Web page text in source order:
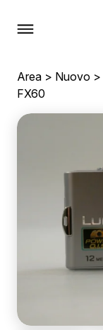
Area > Nuovo >
FX60